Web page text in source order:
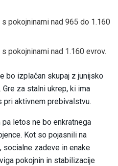
s pokojninami nad 965 do 1.160
pokojninami nad 1.160 evrov.
bo izplačan skupaj z junijsko
za stalni ukrep, ki ima
aktivnem prebivalstvu.
letos ne bo enkratnega
Kot so pojasnili na
socialne zadeve in enake
pokojnin in stabilizacije